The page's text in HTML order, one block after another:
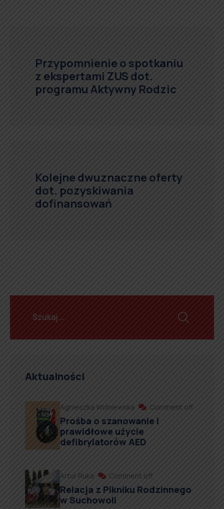
Przypomnienie o spotkaniu
z ekspertami ZUS dot.
programu Aktywny Rodzic
Kolejne dwuznaczne oferty
dot. pozyskiwania
dofinansowań
Aktualności
Agnieszka Wiśniewska Comment off
Prośba o szanowanie i
prawidłowe użycie
defibrylatorów AED
Artur Ruka Comment off
Relacja z Pikniku Rodzinnego
w Suchowoli